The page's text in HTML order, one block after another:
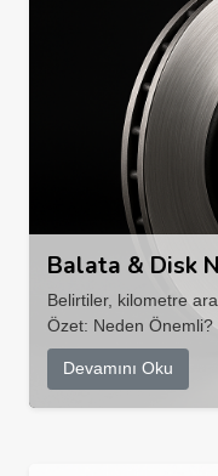
Balata & Disk
Belirtiler, kilometre
Özet: Neden Önemli?
Devamını Oku